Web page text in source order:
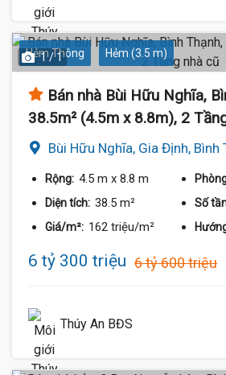
Hẻm Thông Hẻm (3.5 m)
1 / 1
Bán nhà Bùi Hữu Nghĩa,
38.5m² (4.5m x 8.8m), 2
Bùi Hữu Nghĩa, Gia Định, Bình
Rộng: 4.5 m x 8.8 m
Diện tích: 38.5 m² Số
Giá/m²: 162 triệu/m²
6 tỷ 300 triệu 6 tỷ 600 triệu
Thúy An BĐS